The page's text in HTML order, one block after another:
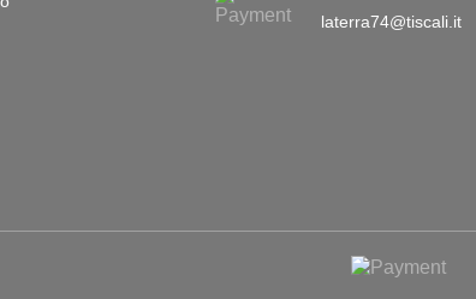
laterra74@tiscali.it